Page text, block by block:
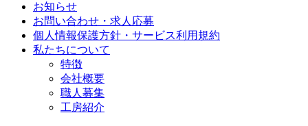
お知らせ
お問い合わせ・求人応募
個人情報保護方針・サービス利用規約
私たちについて
特徴
会社概要
職人募集
工房紹介